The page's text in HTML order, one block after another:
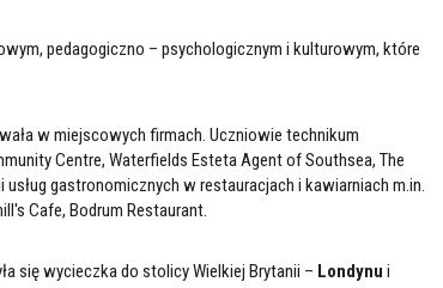
pedagogiczno – psychologicznym i kulturowym, które
w miejscowych firmach. Uczniowie technikum
Centre, Waterfields Esteta Agent of Southsea, The
gastronomicznych w restauracjach i kawiarniach m.in.
Cafe, Bodrum Restaurant.
się wycieczka do stolicy Wielkiej Brytanii – Londynu i